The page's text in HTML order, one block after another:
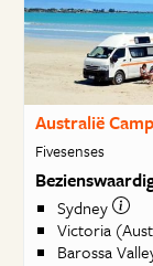
Australië
Fivesenses
Sydney
Victoria
Barossa